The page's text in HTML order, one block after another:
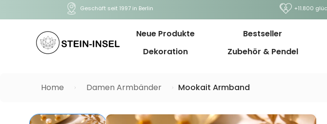
Geschäft seit 1997 in Berlin +11.800
Neue Produkte Bestseller
Dekoration
Zubehör & Pendel
Home Damen Armbänder Mookait Armband